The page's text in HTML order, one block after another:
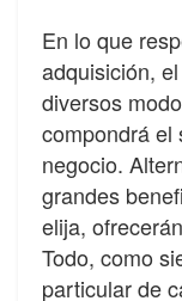
En lo que
adquisición,
diversos
compondrá el
negocio.
grandes benefi
elija,
Todo, como
particular de